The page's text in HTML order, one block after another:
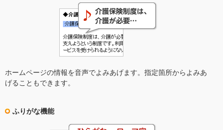
ホームページの情報を音声でよみあげます。指定箇所からよみあ
げることもできます。
ふりがな機能